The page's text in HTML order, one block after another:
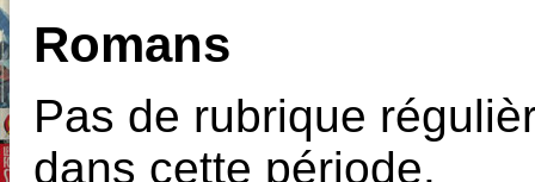
Romans
Pas de rubrique
dans cette période.